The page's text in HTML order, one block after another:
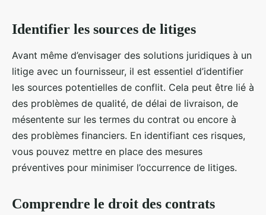
Identifier les sources de litiges
Avant même d’envisager des solutions juridiques à un
litige avec un fournisseur, il est essentiel d’identifier
les sources potentielles de conflit. Cela peut être lié à
des problèmes de qualité, de délai de livraison, de
mésentente sur les termes du contrat ou encore à
des problèmes financiers. En identifiant ces risques,
vous pouvez mettre en place des mesures
préventives pour minimiser l’occurrence de litiges.
Comprendre le droit des contrats